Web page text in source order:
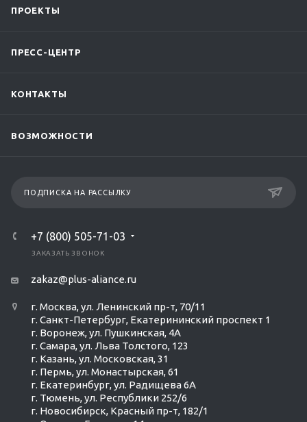
ПРОЕКТЫ
ПРЕСС-ЦЕНТР
КОНТАКТЫ
ВОЗМОЖНОСТИ
ПОДПИСКА НА РАССЫЛКУ
+7 (800) 505-71-03
ЗАКАЗАТЬ ЗВОНОК
zakaz@plus-aliance.ru
г. Москва, ул. Ленинский пр-т, 70/11
г. Санкт-Петербург, Екатерининский проспект 1
г. Воронеж, ул. Пушкинская, 4А
г. Самара, ул. Льва Толстого, 123
г. Казань, ул. Московская, 31
г. Пермь, ул. Монастырская, 61
г. Екатеринбург, ул. Радищева 6А
г. Тюмень, ул. Республики 252/6
г. Новосибирск, Красный пр-т, 182/1